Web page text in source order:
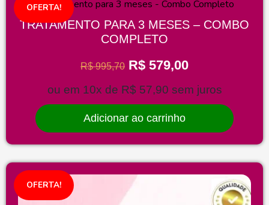
OFERTA!
TRATAMENTO PARA 3 MESES – COMBO
COMPLETO
R$995,70 R$ 579,00
ou em 10x de R$57,90 sem juros
Adicionar ao carrinho
OFERTA!